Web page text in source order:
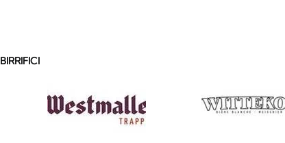
BIRRIFICI